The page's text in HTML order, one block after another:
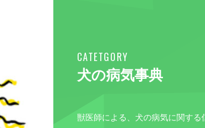
CATETGORY
犬の病気事典
獣医師による、犬の病気に関する